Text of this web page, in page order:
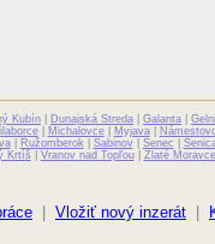
Kubín Dunajská Streda |Galanta |
| Michalovce| Myjava|
| Ružomberok Sabinov| Senec
Krtíš Vranov nad Topľou| Zlaté Moravce
Vložiť nový inzerát